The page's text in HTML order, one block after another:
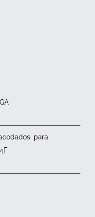
para